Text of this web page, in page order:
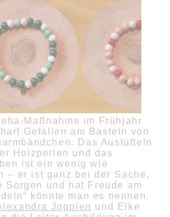
Maßnahme im Frühjahr
Gefallen am Basteln von
Das Austüfteln
Holzperlen und das
ist ein wenig wie
– er ist ganz bei der Sache,
und hat Freude am
könnte man es nennen.
Joppien und Elke